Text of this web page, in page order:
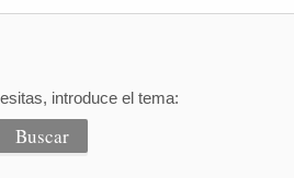
introduce el tema: